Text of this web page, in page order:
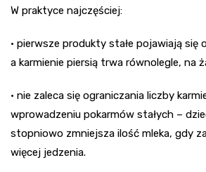
W praktyce najczęściej:
• pierwsze produkty stałe pojawiają się
a karmienie piersią trwa równolegle, na
• nie zaleca się ograniczania liczby
wprowadzeniu pokarmów stałych –
stopniowo zmniejsza ilość mleka, gdy
więcej jedzenia.